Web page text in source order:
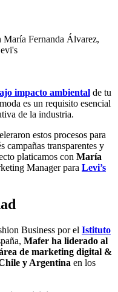
María Fernanda Álvarez,
impacto ambiental de tu
es un requisito esencial
de la industria.
estos procesos para
campañas transparentes y
platicamos con María
Manager para Levi’s
Business por el Istituto
Mafer ha liderado al
de marketing digital &
y Argentina en los